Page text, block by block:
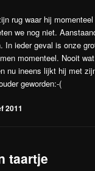
rug waar hij
we nog niet.
In ieder geval is onze
momenteel. Nooit
nu ineens lijkt hij met
geworden:-(
2011
taartje